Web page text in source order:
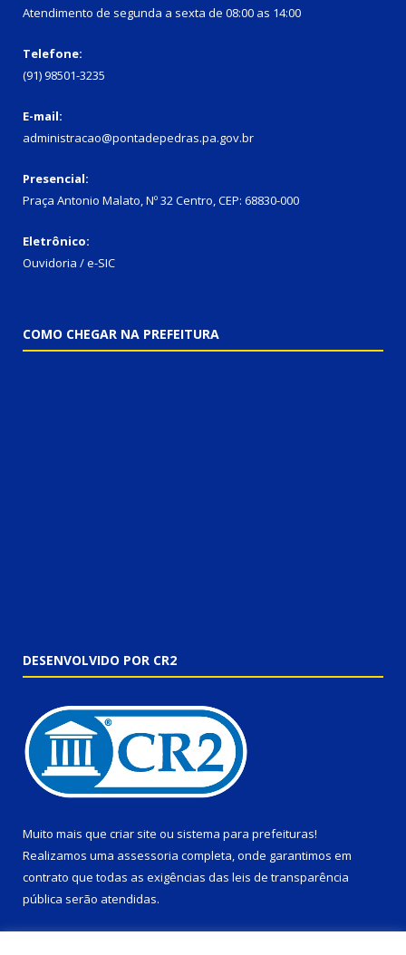
Atendimento de segunda a sexta de 08:00 as 14:00
Telefone:
(91) 98501-3235
E-mail:
administracao@pontadepedras.pa.gov.br
Presencial:
Praça Antonio Malato, Nº 32 Centro, CEP: 68830-000
Eletrônico:
Ouvidoria / e-SIC
COMO CHEGAR NA PREFEITURA
DESENVOLVIDO POR CR2
Muito mais que criar site ou sistema para prefeituras!
Realizamos uma assessoria completa, onde garantimos em
contrato que todas as exigências das leis de transparência
pública serão atendidas.